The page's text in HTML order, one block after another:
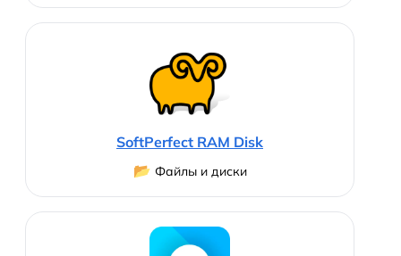
SoftPerfect RAM Disk
📂 Файлы и диски